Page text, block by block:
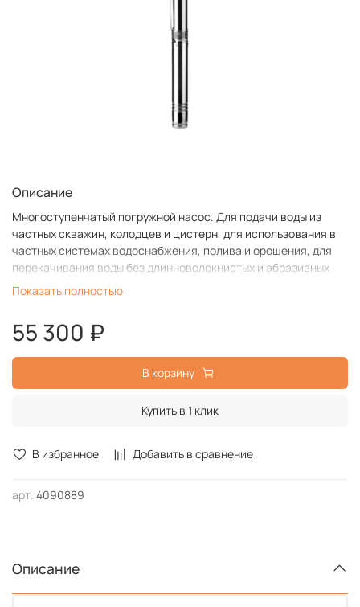
В избранное Добавить в сравнение
арт. 4090889
Описание
Многоступенчатый погружной насос. Для подачи воды из
частных скважин, колодцев и цистерн, для использования в
частных системах водоснабжения, полива и орошения, для
перекачивания воды без длинноволокнистых и абразивных
примесей
Показать полностью
55 300 ₽
В корзину
Купить в 1 клик
Описание